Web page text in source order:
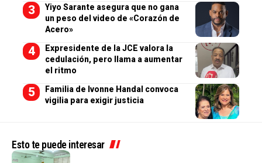
Yiyo Sarante asegura que no gana
un peso del video de «Corazón de
Acero»
Expresidente de la JCE valora la
cedulación, pero llama a aumentar
el ritmo
Familia de Ivonne Handal convoca
vigilia para exigir justicia
Esto te puede interesar
EDUCACIÓN